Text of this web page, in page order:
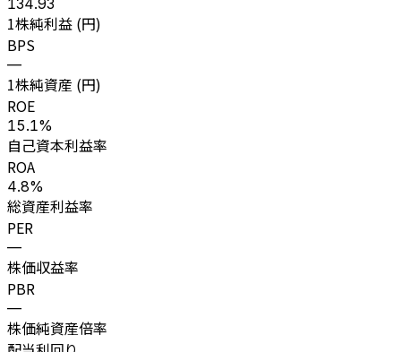
1株純利益 (円)
BPS
—
1株純資産 (円)
ROE
15.1%
自己資本利益率
ROA
4.8%
総資産利益率
PER
—
株価収益率
PBR
—
株価純資産倍率